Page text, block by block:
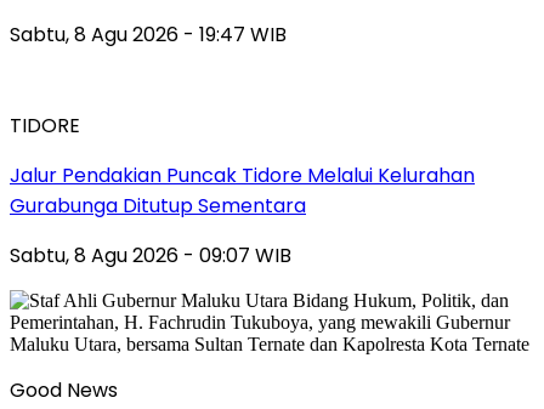
Sabtu, 8 Agu 2026 - 19:47 WIB
TIDORE
Jalur Pendakian Puncak Tidore Melalui Kelurahan
Gurabunga Ditutup Sementara
Sabtu, 8 Agu 2026 - 09:07 WIB
Good News